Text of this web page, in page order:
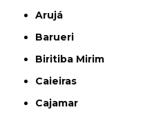
Arujá
Barueri
Biritiba Mirim
Caieiras
Cajamar